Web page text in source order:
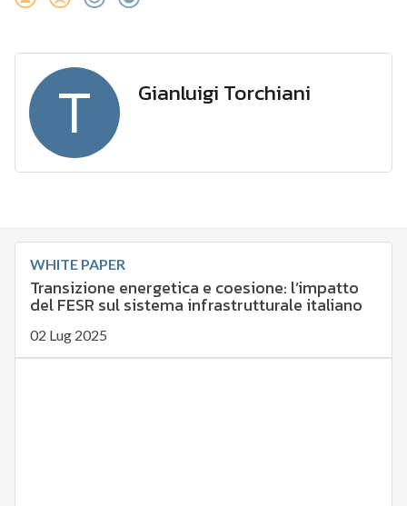
T Gianluigi Torchiani
WHITE PAPER
Transizione energetica e coesione: l’impatto
del FESR sul sistema infrastrutturale italiano
02 Lug 2025